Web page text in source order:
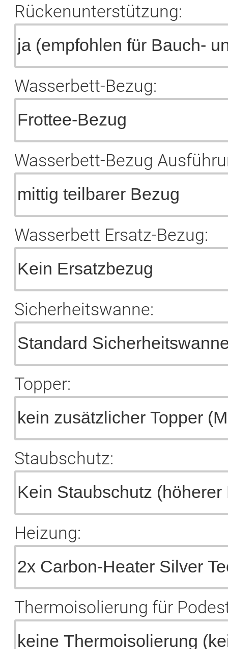
Rückenunterstützung:
Wasserbett-Bezug:
Wasserbett-Bezug
Wasserbett Ersatz-Bezug:
Sicherheitswanne:
Topper:
Staubschutz:
Heizung:
Thermoisolierung für